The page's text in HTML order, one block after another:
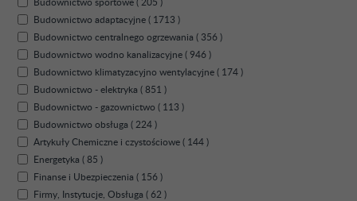
Budownictwo sportowe ( 205 )
Budownictwo adaptacyjne ( 1713 )
Budownictwo centralnego ogrzewania ( 356 )
Budownictwo wodno kanalizacyjne ( 946 )
Budownictwo klimatyzacyjno wentylacyjne ( 174 )
Budownictwo - elektryka ( 851 )
Budownictwo - gazownictwo ( 113 )
Budownictwo obsługa ( 224 )
Artykuły Chemiczne i czystościowe ( 144 )
Energetyka ( 85 )
Finanse i Ubezpieczenia ( 156 )
Firmy, Instytucje, Obsługa ( 62 )